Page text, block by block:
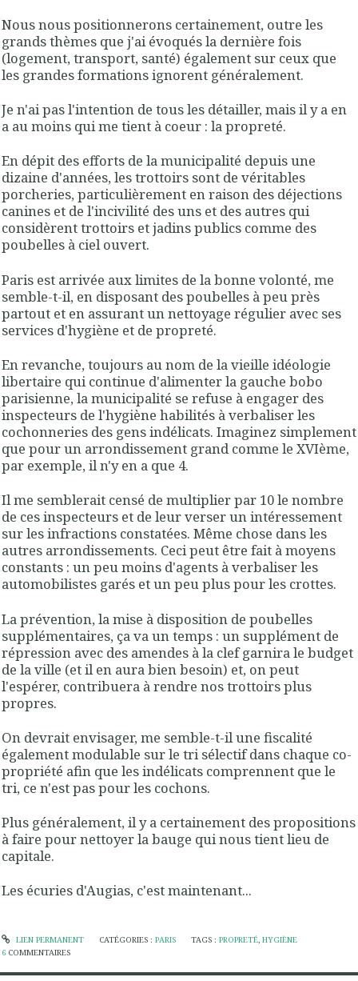
Nous nous positionnerons certainement, outre les
grands thèmes que j'ai évoqués la dernière fois
(logement, transport, santé) également sur ceux que
les grandes formations ignorent généralement.
Je n'ai pas l'intention de tous les détailler, mais il y a en
a au moins qui me tient à coeur : la propreté.
En dépit des efforts de la municipalité depuis une
dizaine d'années, les trottoirs sont de véritables
porcheries, particulièrement en raison des déjections
canines et de l'incivilité des uns et des autres qui
considèrent trottoirs et jadins publics comme des
poubelles à ciel ouvert.
Paris est arrivée aux limites de la bonne volonté, me
semble-t-il, en disposant des poubelles à peu près
partout et en assurant un nettoyage régulier avec ses
services d'hygiène et de propreté.
En revanche, toujours au nom de la vieille idéologie
libertaire qui continue d'alimenter la gauche bobo
parisienne, la municipalité se refuse à engager des
inspecteurs de l'hygiène habilités à verbaliser les
cochonneries des gens indélicats. Imaginez simplement
que pour un arrondissement grand comme le XVIème,
par exemple, il n'y en a que 4.
Il me semblerait censé de multiplier par 10 le nombre
de ces inspecteurs et de leur verser un intéressement
sur les infractions constatées. Même chose dans les
autres arrondissements. Ceci peut être fait à moyens
constants : un peu moins d'agents à verbaliser les
automobilistes garés et un peu plus pour les crottes.
La prévention, la mise à disposition de poubelles
supplémentaires, ça va un temps : un supplément de
répression avec des amendes à la clef garnira le budget
de la ville (et il en aura bien besoin) et, on peut
l'espérer, contribuera à rendre nos trottoirs plus
propres.
On devrait envisager, me semble-t-il une fiscalité
également modulable sur le tri sélectif dans chaque co-
propriété afin que les indélicats comprennent que le
tri, ce n'est pas pour les cochons.
Plus généralement, il y a certainement des propositions
à faire pour nettoyer la bauge qui nous tient lieu de
capitale.
Les écuries d'Augias, c'est maintenant...
LIEN PERMANENT CATÉGORIES : PARIS TAGS :PROPRETÉ ,HYGIÈNE
6 COMMENTAIRES